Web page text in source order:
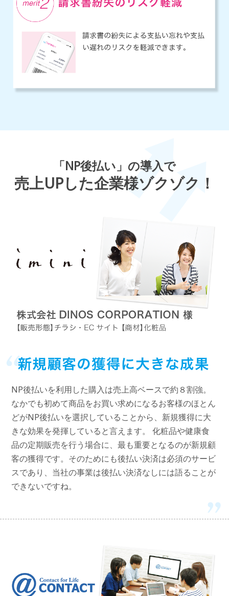
「NP後払い」の導入で
売上UPした企業様ゾクゾク！
NP後払いを利用した購入は売上高ベースで約８割強。
なかでも初めて商品をお買い求めになるお客様のほとん
どがNP後払いを選択していることから、新規獲得に大
きな効果を発揮していると言えます。 化粧品や健康食
品の定期販売を行う場合に、最も重要となるのが新規顧
客の獲得です。そのためにも後払い決済は必須のサービ
スであり、当社の事業は後払い決済なしには語ることが
できないですね。